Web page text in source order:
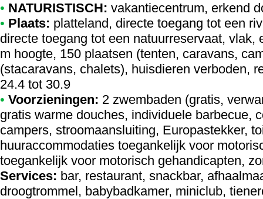
• NATURISTISCH: vakantiecentrum, erkend
• Plaats: platteland, directe toegang tot een
directe toegang tot een natuurreservaat,
m hoogte, 150 plaatsen (tenten, caravans,
(stacaravans, chalets), huisdieren verboden,
24.4 tot 30.9
• Voorzieningen: 2 zwembaden (gratis,
gratis warme douches, individuele barbecue,
campers, stroomaansluiting, Europastekker,
huuraccommodaties toegankelijk voor
toegankelijk voor motorisch gehandicapten,
Services: bar, restaurant, snackbar,
droogtrommel, babybadkamer, miniclub,